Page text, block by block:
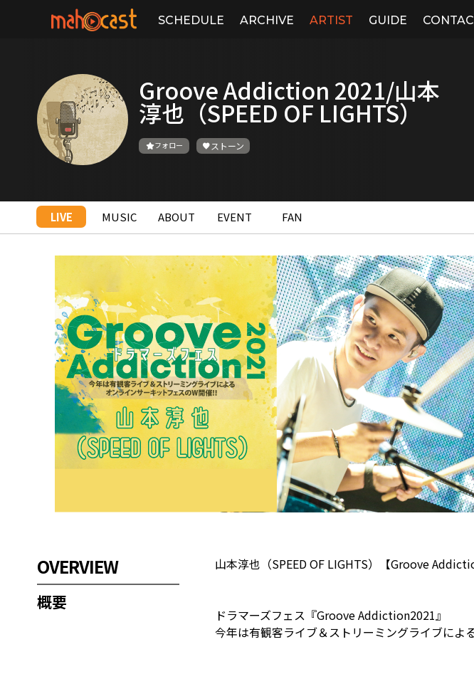
SCHEDULE ARCHIVE ARTIST GUIDE
Groove Addiction 2021/山本
淳也（SPEED OF LIGHTS）
フォロー ストーン
LIVE MUSIC ABOUT EVENT FAN
OVERVIEW
概要
山本淳也（SPEED OF LIGHTS）【Groove
ドラマーズフェス『Groove Addiction2021』
今年は有観客ライブ＆ストリーミングライブによ